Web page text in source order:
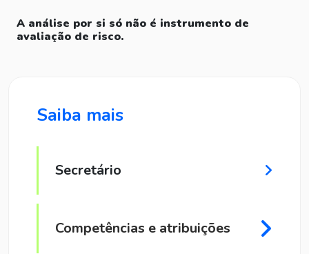
A análise por si só não é instrumento de
avaliação de risco.
Saiba mais
Secretário
Competências e atribuições